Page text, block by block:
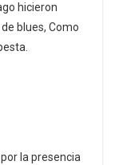
hicieron
blues, Como
la presencia